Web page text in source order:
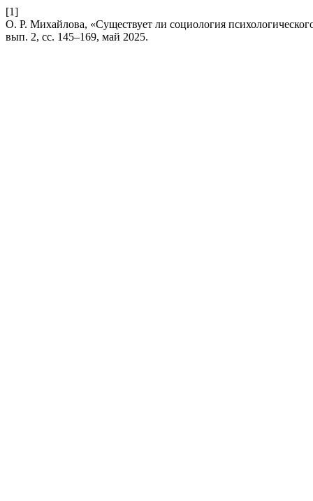
[1]
О. Р. Михайлова, «Существует ли социология
вып. 2, сс. 145–169, май 2025.